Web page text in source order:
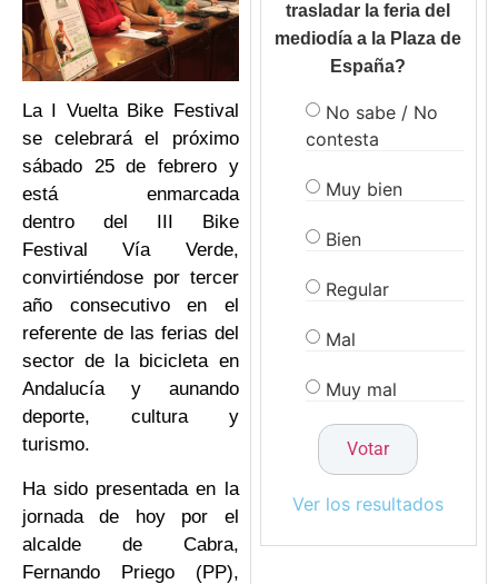
La I Vuelta Bike Festival
se celebrará el próximo
sábado 25 de febrero y
está enmarcada
dentro del III Bike
Festival Vía Verde,
convirtiéndose por tercer
año consecutivo en el
referente de las ferias del
sector de la bicicleta en
Andalucía y aunando
deporte, cultura y
turismo.
Ha sido presentada en la
jornada de hoy por el
alcalde de Cabra,
Fernando Priego (PP),
trasladar la feria del
mediodía a la Plaza de
España?
No sabe / No
contesta
Muy bien
Bien
Regular
Mal
Muy mal
Ver los resultados